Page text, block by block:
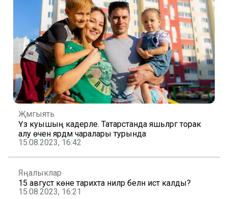
Җәмгыять
Үз куышың кадерле. Татарстанда яшьләргә торак
алу өчен ярдәм чаралары турында
15.08.2023, 16:42
Яңалыклар
15 август көне тарихта ниләр белән истә калды?
15.08.2023, 16:21